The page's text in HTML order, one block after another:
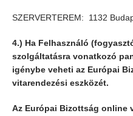
SZERVERTEREM: 1132
4.) Ha Felhasználó
szolgáltatásra vonatkozó
igénybe veheti az Európai
vitarendezési eszközét.
Az Európai Bizottság online